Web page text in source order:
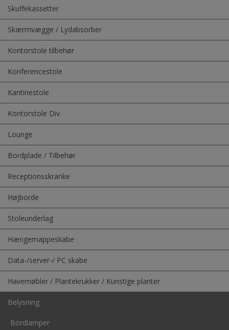
Skuffekassetter
Skærmvægge / Lydabsorber
Kontorstole tilbehør
Konferencestole
Kantinestole
Kontorstole Div.
Lounge
Bordplade / Tilbehør
Receptionsskranke
Højborde
Stoleunderlag
Hængemappeskabe
Data-/server-/ PC skabe
Havemøbler / Plantekrukker / Kunstige planter
Belysning
Bordlamper